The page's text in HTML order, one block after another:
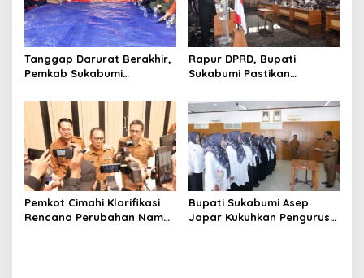
Tanggap Darurat Berakhir,
Pemkab Sukabumi
Dimulai
Rapur DPRD, Bupati
Sukabumi Pastikan
Jadi Perda
Pemkot Cimahi Klarifikasi
Rencana Perubahan Nama
Bupati Sukabumi Asep
Japar Kukuhkan Pengurus